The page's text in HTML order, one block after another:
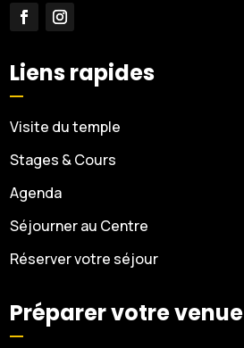
Liens rapides
Visite du temple
Stages & Cours
Agenda
Séjourner au Centre
Réserver votre séjour
Préparer votre venue